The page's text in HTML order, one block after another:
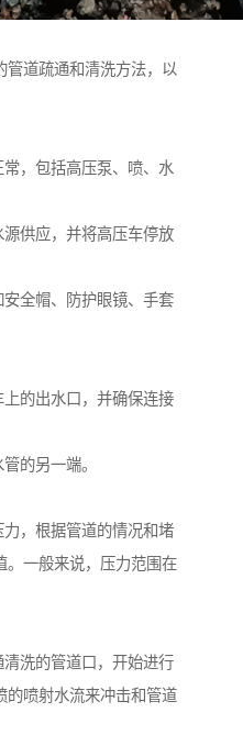
管道疏通和清洗方法，以
，包括高压泵、喷、水
供应，并将高压车停放
全帽、防护眼镜、手套
的出水口，并确保连接
的另一端。
，根据管道的情况和堵
。一般来说，压力范围在
洗的管道口，开始进行
的喷射水流来冲击和管道